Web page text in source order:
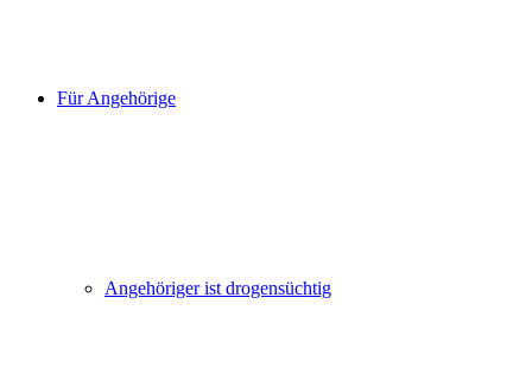
Für Angehörige
Angehöriger ist drogensüchtig